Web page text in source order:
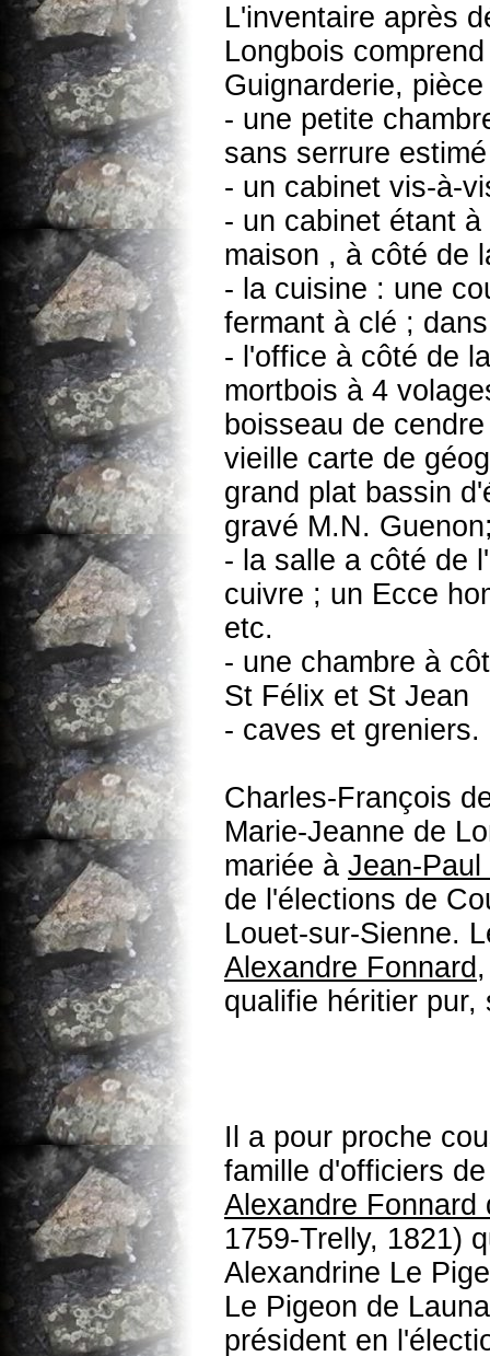
L'inventaire après
Longbois
Guignarderie,
- une petite
sans serrure
- un cabinet vis-à-
- un cabinet étant
maison , à côté de
- la cuisine : une
fermant à clé ;
- l'office à côté de
mortbois à 4
boisseau de
vieille carte de
grand plat bassin
gravé M.N.
- la salle a côté de
cuivre ; un Ecce
etc.
- une chambre à
St Félix et St Jean
- caves et greniers.
Charles-François
Marie-Jeanne de
mariée à Jean-
de l'élections de
Louet-sur-Sienne.
Alexandre Fonnard
qualifie héritier pur,
Il a pour proche
famille d'officiers
Alexandre Fonnard
1759-Trelly, 1821)
Alexandrine Le
Le Pigeon de
président en